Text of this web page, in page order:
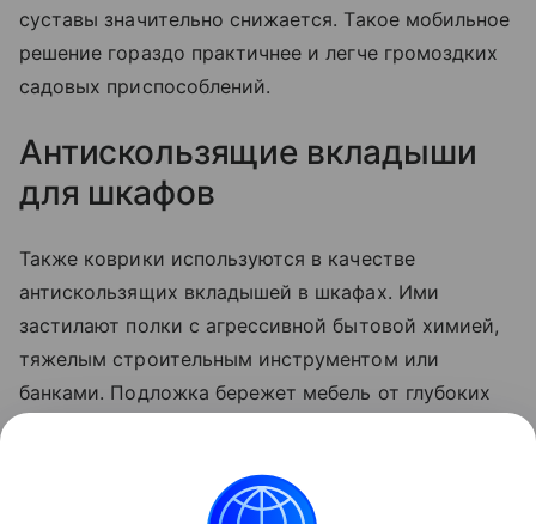
суставы значительно снижается. Такое мобильное
решение гораздо практичнее и легче громоздких
садовых приспособлений.
Антискользящие вкладыши
для шкафов
Также коврики используются в качестве
антискользящих вкладышей в шкафах. Ими
застилают полки с агрессивной бытовой химией,
тяжелым строительным инструментом или
банками. Подложка бережет мебель от глубоких
помыть отдельно, чем тратить время на полную